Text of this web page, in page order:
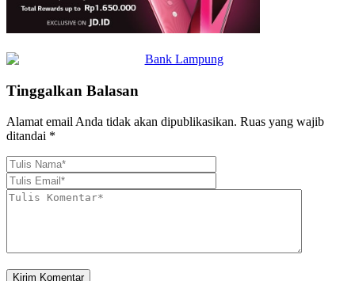
Tinggalkan Balasan
Alamat email Anda tidak akan dipublikasikan. Ruas yang wajib
ditandai *